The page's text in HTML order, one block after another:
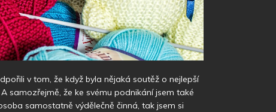
v tom, že když byla nějaká soutěž o nejlepší
samozřejmě, že ke svému podnikání jsem také
samostatně výdělečně činná, tak jsem si